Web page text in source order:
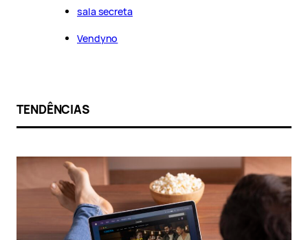
sala secreta
Vendyno
TENDÊNCIAS